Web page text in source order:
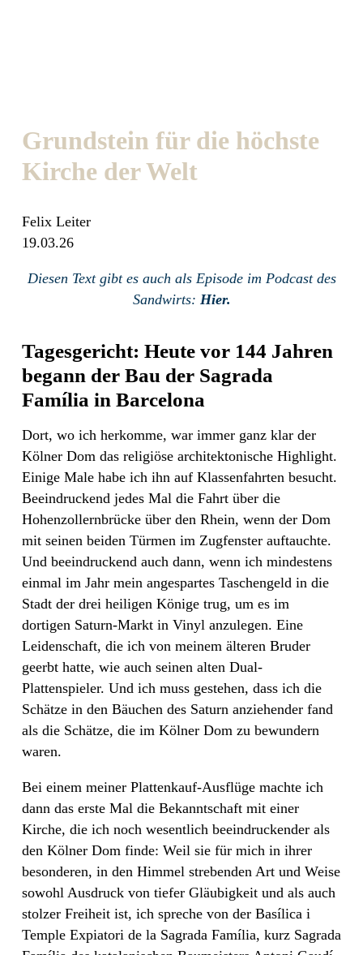
Grundstein für die höchste
Kirche der Welt
Felix Leiter
19.03.26
Diesen Text gibt es auch als Episode im Podcast des
Sandwirts: Hier.
Tagesgericht: Heute vor 144 Jahren
begann der Bau der Sagrada
Família in Barcelona
Dort, wo ich herkomme, war immer ganz klar der
Kölner Dom das religiöse architektonische Highlight.
Einige Male habe ich ihn auf Klassenfahrten besucht.
Beeindruckend jedes Mal die Fahrt über die
Hohenzollernbrücke über den Rhein, wenn der Dom
mit seinen beiden Türmen im Zugfenster auftauchte.
Und beeindruckend auch dann, wenn ich mindestens
einmal im Jahr mein angespartes Taschengeld in die
Stadt der drei heiligen Könige trug, um es im
dortigen Saturn-Markt in Vinyl anzulegen. Eine
Leidenschaft, die ich von meinem älteren Bruder
geerbt hatte, wie auch seinen alten Dual-
Plattenspieler. Und ich muss gestehen, dass ich die
Schätze in den Bäuchen des Saturn anziehender fand
als die Schätze, die im Kölner Dom zu bewundern
waren.
Bei einem meiner Plattenkauf-Ausflüge machte ich
dann das erste Mal die Bekanntschaft mit einer
Kirche, die ich noch wesentlich beeindruckender als
den Kölner Dom finde: Weil sie für mich in ihrer
besonderen, in den Himmel strebenden Art und Weise
sowohl Ausdruck von tiefer Gläubigkeit und als auch
stolzer Freiheit ist, ich spreche von der Basílica i
Temple Expiatori de la Sagrada Família, kurz Sagrada